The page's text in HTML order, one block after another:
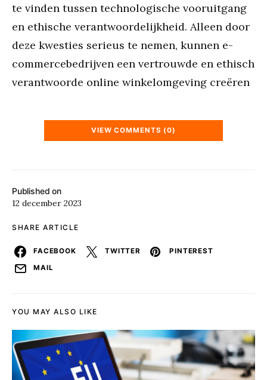
Published on
12 december 2023
SHARE ARTICLE
FACEBOOK TWITTER
PINTEREST
MAIL
te vinden tussen technologische vooruitgang
en ethische verantwoordelijkheid. Alleen door
deze kwesties serieus te nemen, kunnen e-
commercebedrijven een vertrouwde en ethisch
verantwoorde online winkelomgeving creëren
VIEW COMMENTS (0)
YOU MAY ALSO LIKE